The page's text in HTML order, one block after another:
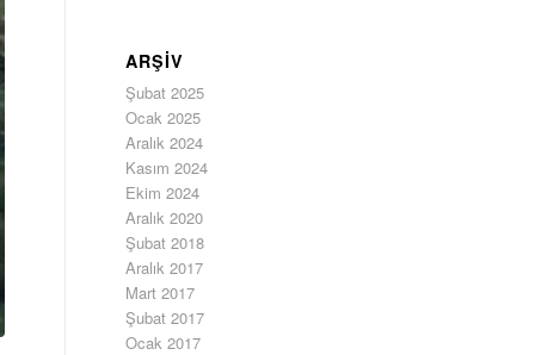
ARŞIV
Şubat 2025
Ocak 2025
Aralık 2024
Kasım 2024
Ekim 2024
Aralık 2020
Şubat 2018
Aralık 2017
Mart 2017
Şubat 2017
Ocak 2017